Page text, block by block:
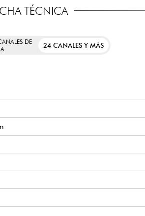
TÉCNICA
DE
24 CANALES Y MÁS